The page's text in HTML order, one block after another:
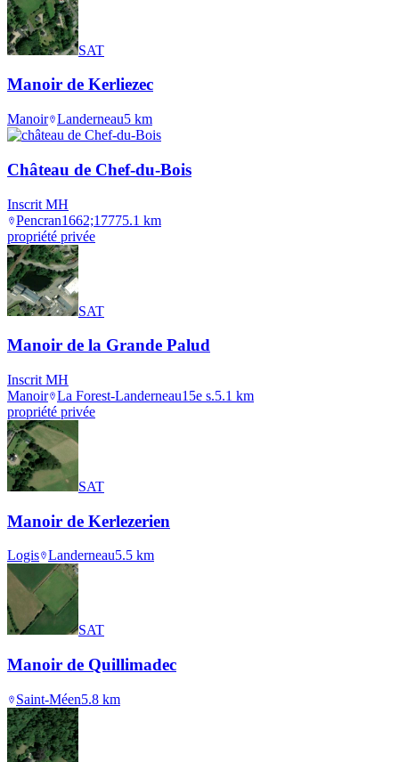
SAT
Manoir de Kerliezec
Manoir Landerneau5 km
Château de Chef-du-Bois
Inscrit MH
Pencran1662;17775.1 km
propriété privée
SAT
Manoir de la Grande Palud
Inscrit MH
Manoir La Forest-Landerneau15e s.5.1 km
propriété privée
SAT
Manoir de Kerlezerien
Logis Landerneau5.5 km
SAT
Manoir de Quillimadec
Saint-Méen5.8 km